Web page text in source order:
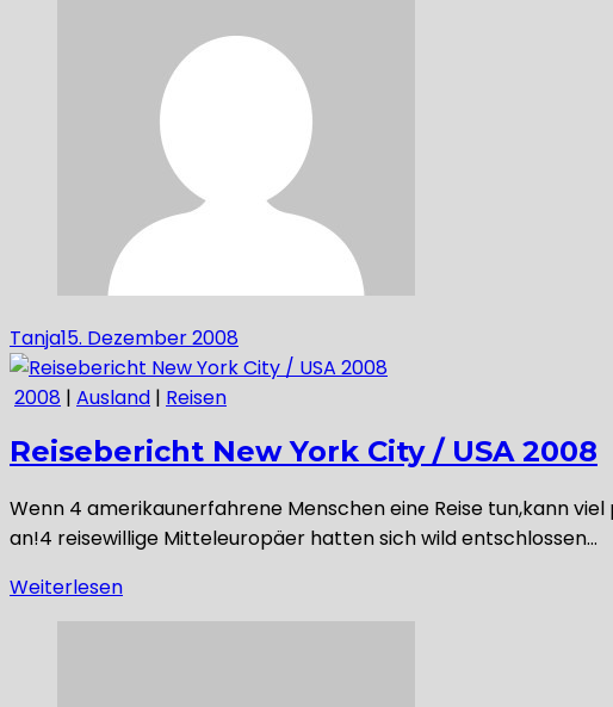
Tanja15. Dezember 2008
2008 | Ausland | Reisen
Reisebericht New York City / USA 2008
Wenn 4 amerikaunerfahrene Menschen eine Reise tun,kann
an!4 reisewillige Mitteleuropäer hatten sich wild entschlossen…
Weiterlesen